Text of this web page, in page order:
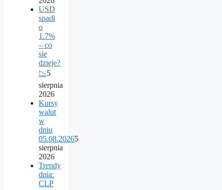
USD
spadł
o
1.7%
– co
się
dzieje?
📉5
sierpnia
2026
Kursy
walut
w
dniu
05.08.20265
sierpnia
2026
Trendy
dnia:
CLP